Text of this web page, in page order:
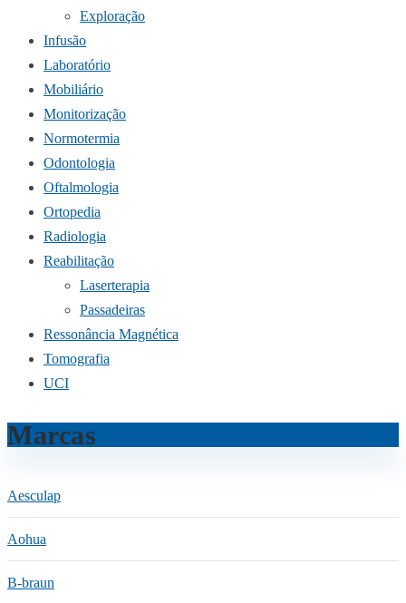
Exploração
Infusão
Laboratório
Mobiliário
Monitorização
Normotermia
Odontologia
Oftalmologia
Ortopedia
Radiologia
Reabilitação
Laserterapia
Passadeiras
Ressonância Magnética
Tomografia
UCI
Marcas
Aesculap
Aohua
B-braun